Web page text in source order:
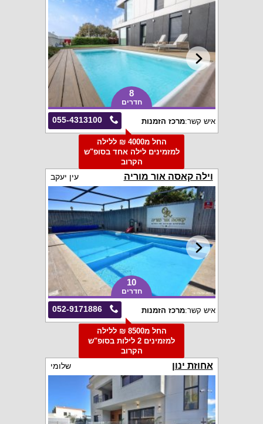
8
חדרים
055-4313100 איש קשר:מרכז הזמנות
החל מ4000 ₪ ללילה
למזמינים לילה אחד בסופ"ש
הקרוב
וילה קאסה אור מוריה עין יעקב
10
חדרים
052-9171886 איש קשר:מרכז הזמנות
החל מ8500 ₪ ללילה
למזמינים 2 לילות בסופ"ש
הקרוב
אחוזת ינון שלומי